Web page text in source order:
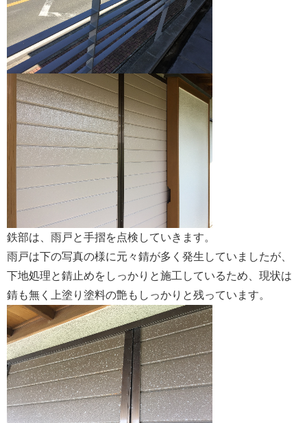
鉄部は、雨戸と手摺を点検していきます。
雨戸は下の写真の様に元々錆が多く発生していましたが、
下地処理と錆止めをしっかりと施工しているため、現状は
錆も無く上塗り塗料の艶もしっかりと残っています。